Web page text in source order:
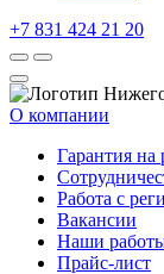
+7 831 424 21 20
О компании
Гарантия на
Работа с
Вакансии
Наши
Прайс-лист